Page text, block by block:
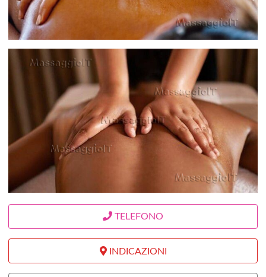
TELEFONO
INDICAZIONI